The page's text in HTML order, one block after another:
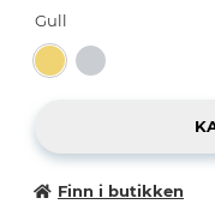
Gull
Finn i butikken